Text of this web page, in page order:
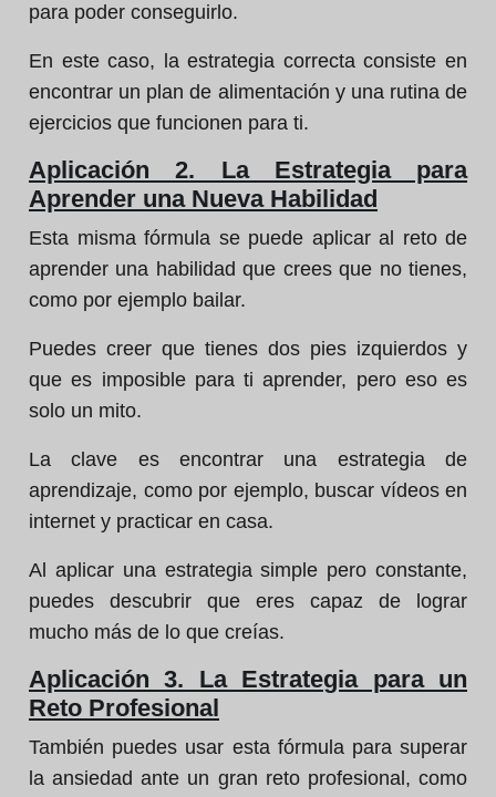
para poder conseguirlo.
En este caso, la estrategia correcta consiste en
encontrar un plan de alimentación y una rutina de
ejercicios que funcionen para ti.
Aplicación 2. La Estrategia para
Aprender una Nueva Habilidad
Esta misma fórmula se puede aplicar al reto de
aprender una habilidad que crees que no tienes,
como por ejemplo bailar.
Puedes creer que tienes dos pies izquierdos y
que es imposible para ti aprender, pero eso es
solo un mito.
La clave es encontrar una estrategia de
aprendizaje, como por ejemplo, buscar vídeos en
internet y practicar en casa.
Al aplicar una estrategia simple pero constante,
puedes descubrir que eres capaz de lograr
mucho más de lo que creías.
Aplicación 3. La Estrategia para un
Reto Profesional
También puedes usar esta fórmula para superar
la ansiedad ante un gran reto profesional, como